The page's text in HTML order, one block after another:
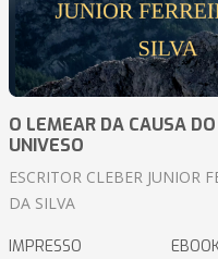
O LEMEAR DA CAUSA DO
UNIVESO
ESCRITOR CLEBER JUNIOR
DA SILVA
IMPRESSO